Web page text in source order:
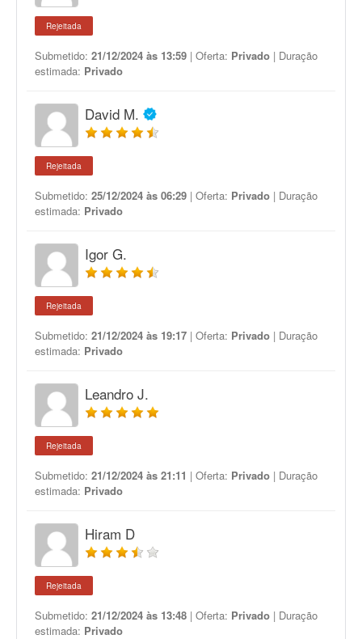
Rejeitada
Submetido: 21/12/2024 às 13:59 | Oferta: Privado | Duração
estimada: Privado
David M.
Rejeitada
Submetido: 25/12/2024 às 06:29 | Oferta: Privado | Duração
estimada: Privado
Igor G.
Rejeitada
Submetido: 21/12/2024 às 19:17 | Oferta: Privado | Duração
estimada: Privado
Leandro J.
Rejeitada
Submetido: 21/12/2024 às 21:11 | Oferta: Privado | Duração
estimada: Privado
Hiram D
Rejeitada
Submetido: 21/12/2024 às 13:48 | Oferta: Privado | Duração
estimada: Privado